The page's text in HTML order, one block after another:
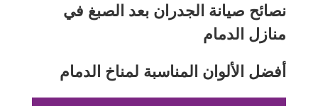
نصائح صيانة الجدران بعد الصبغ في
منازل الدمام
أفضل الألوان المناسبة لمناخ الدمام